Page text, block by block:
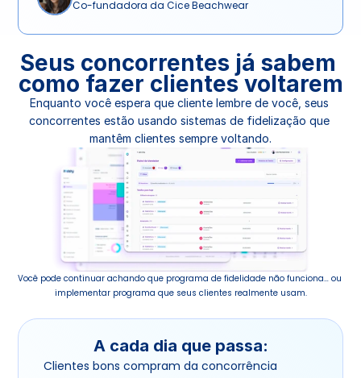
Co-fundadora da Cice Beachwear
Seus concorrentes já sabem
como fazer clientes voltarem
Enquanto você espera que cliente lembre de você, seus
concorrentes estão usando sistemas de fidelização que
mantêm clientes sempre voltando.
Você pode continuar achando que programa de fidelidade não funciona… ou
implementar programa que seus clientes realmente usam.
A cada dia que passa:
Clientes bons compram da concorrência